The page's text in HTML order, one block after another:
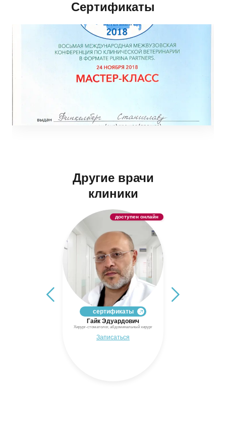
Сертификаты
Другие врачи
клиники
доступен онлайн
сертификаты
Минасян
Гайк Эдуардович
Хирург-стоматолог, абдоминальный хирург
Записаться